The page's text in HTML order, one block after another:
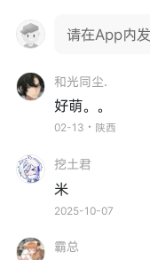
请在App内
和光同尘.
好萌。。
02-13・陕西
挖土君
米
2025-10-07
霸总